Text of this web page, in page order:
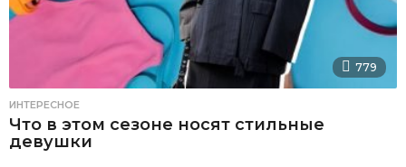
779
ИНТЕРЕСНОЕ
Что в этом сезоне носят стильные
девушки